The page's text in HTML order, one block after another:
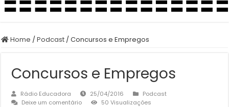
Home /Podcast /Concursos e Empregos
Concursos e Empregos
Rádio Educadora 25/04/2016
Podcast
Deixe um comentário
50 Visualizações